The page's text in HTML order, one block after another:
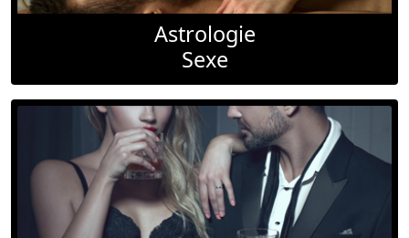
Astrologie
Sexe